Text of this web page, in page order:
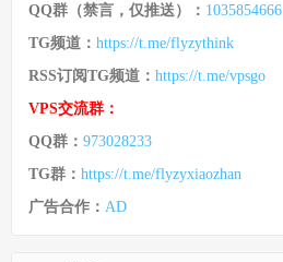
QQ群（禁言，仅推送）： 1035854666
TG频道： https://t.me/flyzythink
RSS订阅TG频道： https://t.me/vpsgo
VPS交流群：
QQ群： 973028233
TG群： https://t.me/flyzyxiaozhan
广告合作： AD